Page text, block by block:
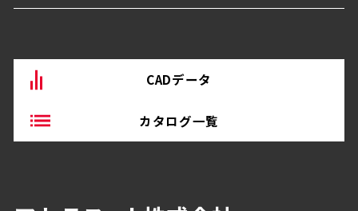
物流・産業施設
CADデータ
カタログ一覧